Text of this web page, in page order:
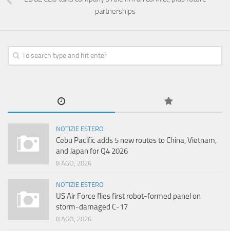
partnerships
NOTIZIE ESTERO
Cebu Pacific adds 5 new routes to China, Vietnam,
and Japan for Q4 2026
8 AGO, 2026
NOTIZIE ESTERO
US Air Force flies first robot-formed panel on
storm-damaged C-17
8 AGO, 2026